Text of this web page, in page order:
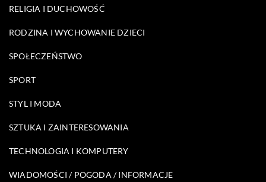
RELIGIA I DUCHOWOŚĆ
RODZINA I WYCHOWANIE DZIECI
SPOŁECZEŃSTWO
SPORT
STYL I MODA
SZTUKA I ZAINTERESOWANIA
TECHNOLOGIA I KOMPUTERY
WIADOMOŚCI / POGODA / INFORMACJE